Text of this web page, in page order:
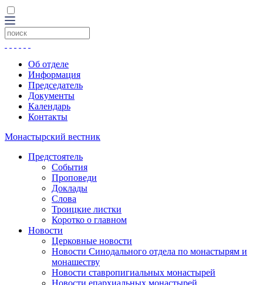
Об отделе
Информация
Председатель
Документы
Календарь
Контакты
Монастырский вестник
Предстоятель
События
Проповеди
Доклады
Слова
Троицкие листки
Коротко о главном
Новости
Церковные новости
Новости Синодального отдела по монастырям и
монашеству
Новости ставропигиальных монастырей
Новости епархиальных монастырей